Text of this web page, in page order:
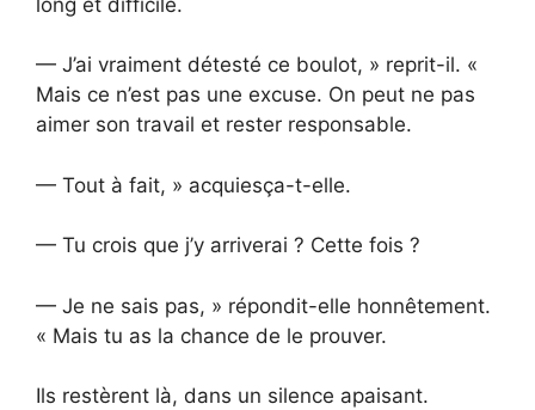
— J’ai vraiment détesté ce boulot, » reprit-il. «
Mais ce n’est pas une excuse. On peut ne pas
aimer son travail et rester responsable.
— Tout à fait, » acquiesça-t-elle.
— Tu crois que j’y arriverai ? Cette fois ?
— Je ne sais pas, » répondit-elle honnêtement.
« Mais tu as la chance de le prouver.
Ils restèrent là, dans un silence apaisant.